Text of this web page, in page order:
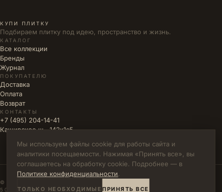
КУПИ ПЛИТКУ
Подбираем плитку под идею, пространство и жизнь.
КАТАЛОГ
Все коллекции
Бренды
Журнал
ПОКУПАТЕЛЮ
Доставка
Оплата
Возврат
КОНТАКТЫ
+7 (495) 204-14-41
Каширское ш., 142к1с5
© 2026 КУПИ ПЛИТКУ · ИП ВЛАДИМИРОВА М.Н. · ИНН
502771785894
Мы используем файлы cookie для работы сайта и
аналитики посещаемости. Нажимая «Принять все», вы
соглашаетесь на обработку cookie. Подробнее — в
Политике конфиденциальности.
ТОЛЬКО НЕОБХОДИМЫЕ ПРИНЯТЬ ВСЕ